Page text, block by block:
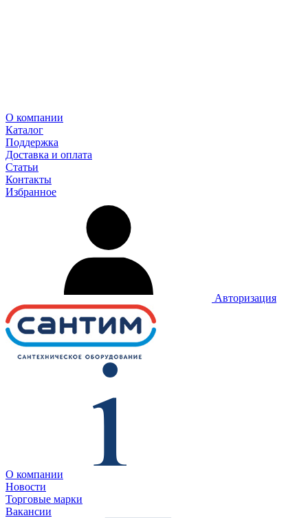
О компании
Каталог
Поддержка
Доставка и оплата
Статьи
Контакты
Избранное
Авторизация
О компании
Новости
Торговые марки
Вакансии